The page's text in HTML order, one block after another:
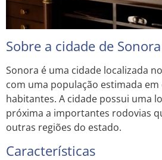
Sobre a cidade de Sonora
Sonora é uma cidade localizada
com uma população estimada em
habitantes. A cidade possui uma
próxima a importantes rodovias
outras regiões do estado.
Características